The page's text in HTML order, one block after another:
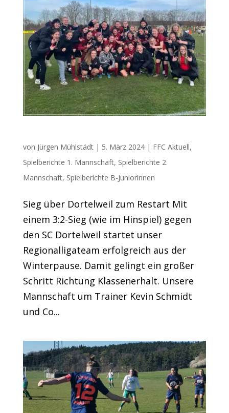
von Jürgen Mühlstädt| 5. März 2024| FFC Aktuell,
Spielberichte 1. Mannschaft, Spielberichte 2.
Mannschaft, Spielberichte B-Juniorinnen
Sieg über Dortelweil zum Restart Mit
einem 3:2-Sieg (wie im Hinspiel) gegen
den SC Dortelweil startet unser
Regionalligateam erfolgreich aus der
Winterpause. Damit gelingt ein großer
Schritt Richtung Klassenerhalt. Unsere
Mannschaft um Trainer Kevin Schmidt
und Co...